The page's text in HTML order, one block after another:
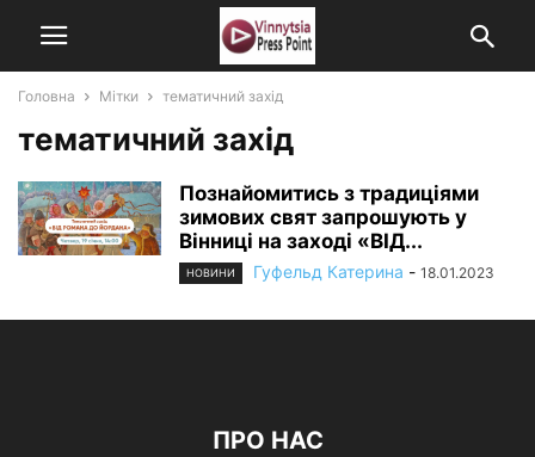
Головна Мітки тематичний захід
тематичний захід
Познайомитись з традиціями
зимових свят запрошують у
Вінниці на заході «ВІД...
НОВИНИ Гуфельд Катерина - 18.01.2023
ПРО НАС